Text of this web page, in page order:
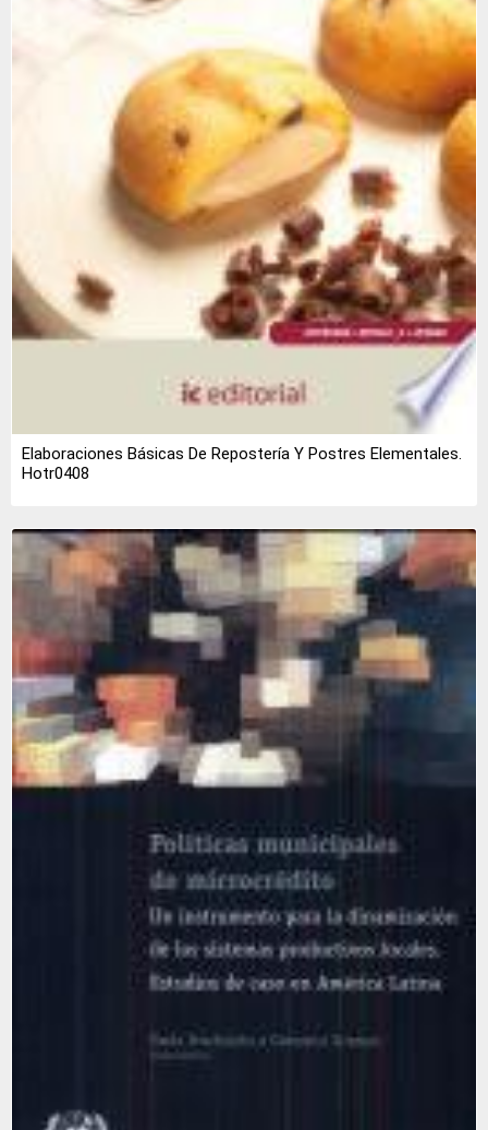
Elaboraciones Básicas De Repostería Y Postres Elementales.
Hotr0408